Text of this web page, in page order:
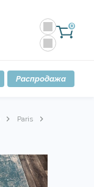
0
Распродажа
Paris